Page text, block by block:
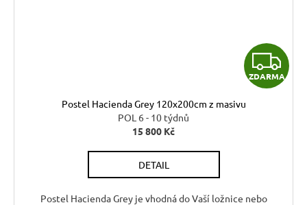
Z
D
ZDARMA
Postel Hacienda Grey 120x200cm z masivu
POL 6 - 10 týdnů
15 800 Kč
DETAIL
Postel Hacienda Grey je vhodná do Vaší ložnice nebo